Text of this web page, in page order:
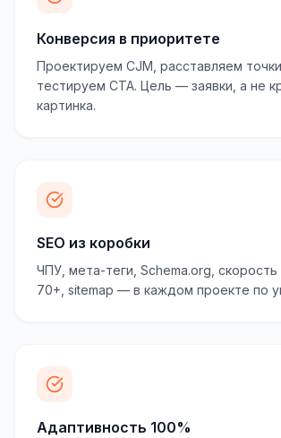
Конверсия в приоритете
Проектируем CJM, расставляем точки
тестируем CTA. Цель — заявки, а не
картинка.
SEO из коробки
ЧПУ, мета-теги, Schema.org,
70+, sitemap — в каждом проекте по
Адаптивность 100%